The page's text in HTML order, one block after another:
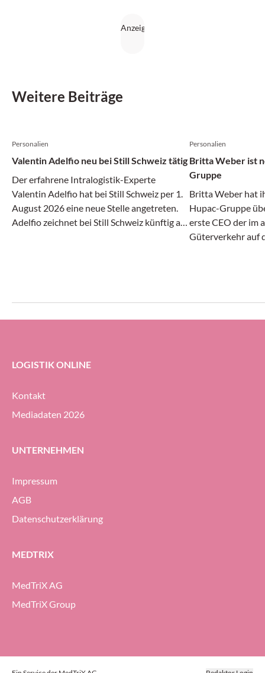
Weitere Beiträge
Personalien
Valentin Adelfio neu bei Still Schweiz tätig
Der erfahrene Intralogistik-Experte
Valentin Adelfio hat bei Still Schweiz per 1.
August 2026 eine neue Stelle angetreten.
Adelfio zeichnet bei Still Schweiz künftig als
Personalien
Britta Weber ist
Gruppe
Britta Weber hat
Hupac-Gruppe
erste CEO der im
Güterverkehr auf
LOGISTIK ONLINE
Kontakt
Mediadaten 2026
UNTERNEHMEN
Impressum
AGB
Datenschutzerklärung
MEDTRIX
MedTriX AG
MedTriX Group